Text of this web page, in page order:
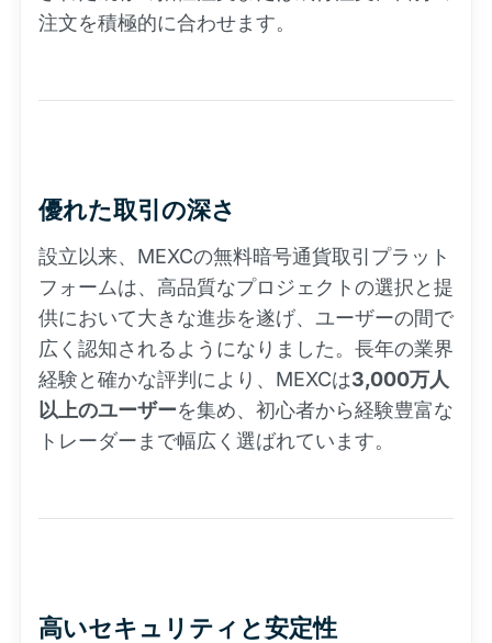
注文を積極的に合わせます。
優れた取引の深さ
設立以来、MEXCの無料暗号通貨取引プラット
フォームは、高品質なプロジェクトの選択と提
供において大きな進歩を遂げ、ユーザーの間で
広く認知されるようになりました。長年の業界
経験と確かな評判により、MEXCは3,000万人
以上のユーザーを集め、初心者から経験豊富な
トレーダーまで幅広く選ばれています。
高いセキュリティと安定性